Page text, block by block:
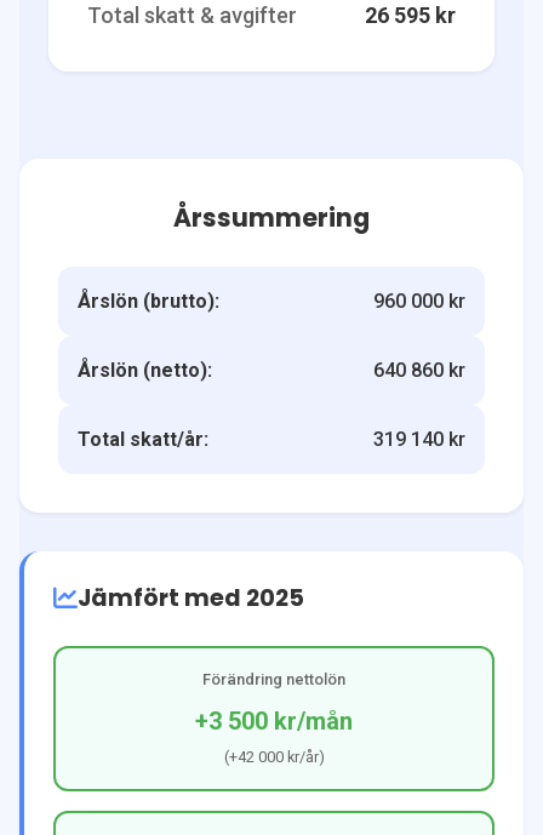
Total skatt & avgifter 26 595 kr
Årssummering
Årslön (brutto): 960 000 kr
Årslön (netto): 640 860 kr
Total skatt/år: 319 140 kr
Jämfört med 2025
Förändring nettolön
+3 500 kr/mån
(+42 000 kr/år)